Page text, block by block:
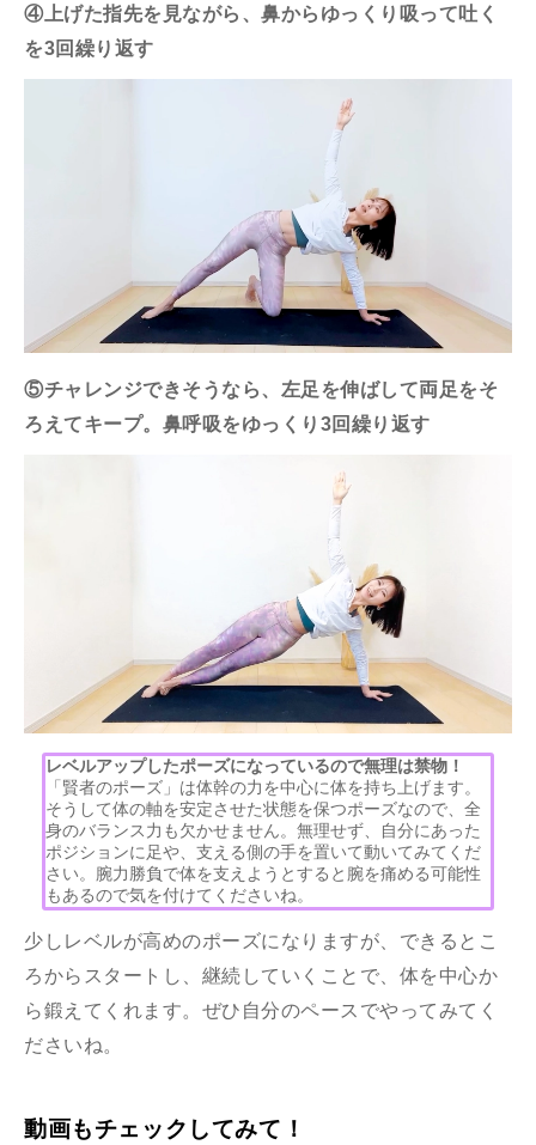
④上げた指先を見ながら、鼻からゆっくり吸って吐く
を3回繰り返す
⑤チャレンジできそうなら、左足を伸ばして両足をそ
ろえてキープ。鼻呼吸をゆっくり3回繰り返す
レベルアップしたポーズになっているので無理は禁物！
「賢者のポーズ」は体幹の力を中心に体を持ち上げます。
そうして体の軸を安定させた状態を保つポーズなので、全
身のバランス力も欠かせません。無理せず、自分にあった
ポジションに足や、支える側の手を置いて動いてみてくだ
さい。腕力勝負で体を支えようとすると腕を痛める可能性
もあるので気を付けてくださいね。
少しレベルが高めのポーズになりますが、できるとこ
ろからスタートし、継続していくことで、体を中心か
ら鍛えてくれます。ぜひ自分のペースでやってみてく
ださいね。
動画もチェックしてみて！